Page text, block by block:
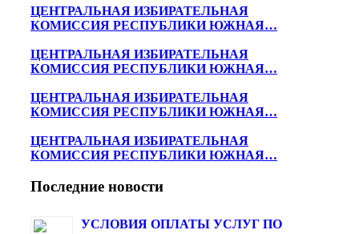
ЦЕНТРАЛЬНАЯ ИЗБИРАТЕЛЬНАЯ
КОМИССИЯ РЕСПУБЛИКИ ЮЖНАЯ…
ЦЕНТРАЛЬНАЯ ИЗБИРАТЕЛЬНАЯ
КОМИССИЯ РЕСПУБЛИКИ ЮЖНАЯ…
ЦЕНТРАЛЬНАЯ ИЗБИРАТЕЛЬНАЯ
КОМИССИЯ РЕСПУБЛИКИ ЮЖНАЯ…
ЦЕНТРАЛЬНАЯ ИЗБИРАТЕЛЬНАЯ
КОМИССИЯ РЕСПУБЛИКИ ЮЖНАЯ…
Последние новости
УСЛОВИЯ ОПЛАТЫ УСЛУГ ПО